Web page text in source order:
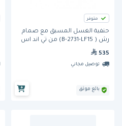
متوفر
حنفية الغسل المسبق مع صمام
رش ( B-2731-LF15) من تي اند اس
535
توصيل مجاني
بائع موثق